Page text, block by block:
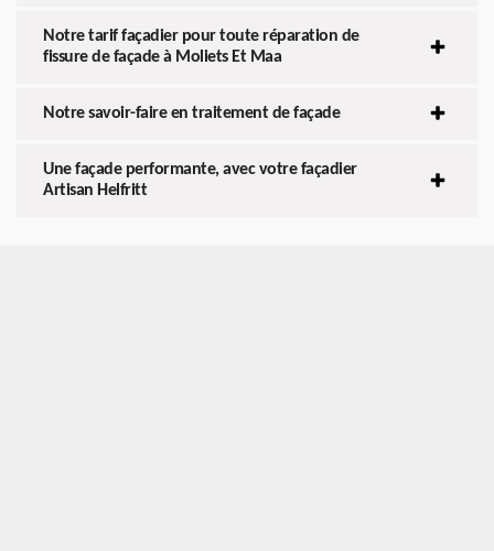
Notre tarif façadier pour toute réparation de
fissure de façade à Moliets Et Maa
Notre savoir-faire en traitement de façade
Une façade performante, avec votre façadier
Artisan Helfritt